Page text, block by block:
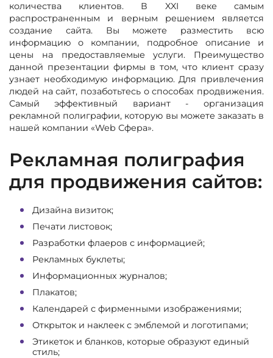
количества клиентов. В XXI веке самым
распространенным и верным решением является
создание сайта. Вы можете разместить всю
информацию о компании, подробное описание и
цены на предоставляемые услуги. Преимущество
данной презентации фирмы в том, что клиент сразу
узнает необходимую информацию. Для привлечения
людей на сайт, позаботьтесь о способах продвижения.
Самый эффективный вариант - организация
рекламной полиграфии, которую вы можете заказать в
нашей компании «Web Сфера».
Рекламная полиграфия
для продвижения сайтов:
Дизайна визиток;
Печати листовок;
Разработки флаеров с информацией;
Рекламных буклеты;
Информационных журналов;
Плакатов;
Календарей с фирменными изображениями;
Открыток и наклеек с эмблемой и логотипами;
Этикеток и бланков, которые образуют единый
стиль;